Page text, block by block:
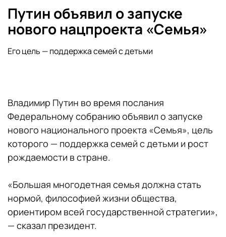
Путин объявил о запуске
нового нацпроекта «Семья»
Его цель — поддержка семей с детьми
Владимир Путин во время послания
Федеральному собранию объявил о запуске
нового национального проекта «Семья», цель
которого — поддержка семей с детьми и рост
рождаемости в стране.
«Большая многодетная семья должна стать
нормой, философией жизни общества,
ориентиром всей государственной стратегии»,
— сказал президент.